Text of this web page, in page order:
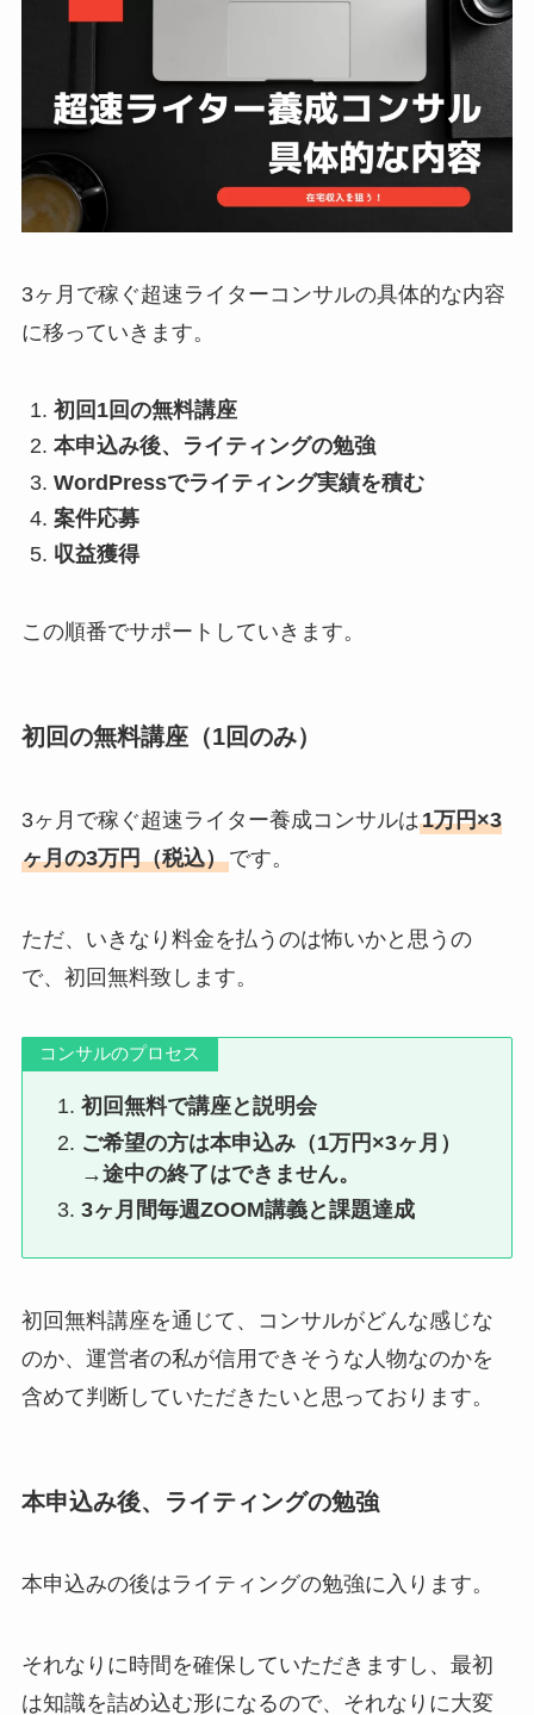
3ヶ月で稼ぐ超速ライターコンサルの具体的な内容
に移っていきます。
初回1回の無料講座
本申込み後、ライティングの勉強
WordPressでライティング実績を積む
案件応募
収益獲得
この順番でサポートしていきます。
初回の無料講座（1回のみ）
3ヶ月で稼ぐ超速ライター養成コンサルは1万円×3
ヶ月の3万円（税込）です。
ただ、いきなり料金を払うのは怖いかと思うの
で、初回無料致します。
コンサルのプロセス
初回無料で講座と説明会
ご希望の方は本申込み（1万円×3ヶ月）
→途中の終了はできません。
3ヶ月間毎週ZOOM講義と課題達成
初回無料講座を通じて、コンサルがどんな感じな
のか、運営者の私が信用できそうな人物なのかを
含めて判断していただきたいと思っております。
本申込み後、ライティングの勉強
本申込みの後はライティングの勉強に入ります。
それなりに時間を確保していただきますし、最初
は知識を詰め込む形になるので、それなりに大変